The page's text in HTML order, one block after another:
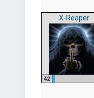
X-Reaper
42